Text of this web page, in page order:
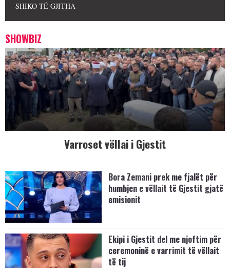
SHIKO TË GJITHA
SHOWBIZ
Varroset vëllai i Gjestit
Bora Zemani prek me fjalët për
humbjen e vëllait të Gjestit gjatë
emisionit
Ekipi i Gjestit del me njoftim për
ceremoninë e varrimit të vëllait
të tij